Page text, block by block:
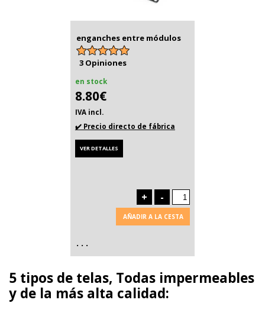
enganches entre módulos
3 Opiniones
en stock
8.80€
IVA incl.
✔️ Precio directo de fábrica
VER DETALLES
+ -
AÑADIR A LA CESTA
. . .
5 tipos de telas, Todas impermeables
y de la más alta calidad: